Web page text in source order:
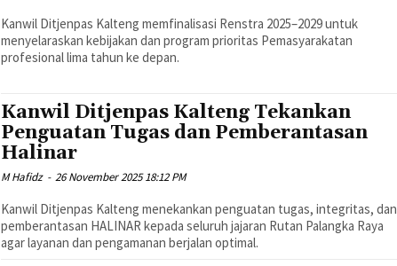
Kanwil Ditjenpas Kalteng memfinalisasi Renstra 2025–2029 untuk
menyelaraskan kebijakan dan program prioritas Pemasyarakatan
profesional lima tahun ke depan.
Kanwil Ditjenpas Kalteng Tekankan
Penguatan Tugas dan Pemberantasan
Halinar
M Hafidz - 26 November 2025 18:12 PM
Kanwil Ditjenpas Kalteng menekankan penguatan tugas, integritas, dan
pemberantasan HALINAR kepada seluruh jajaran Rutan Palangka Raya
agar layanan dan pengamanan berjalan optimal.